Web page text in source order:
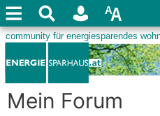
Mein Forum